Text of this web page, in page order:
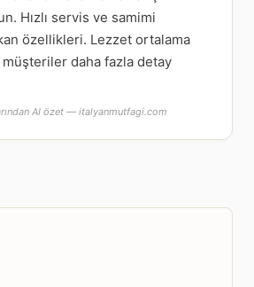
Hızlı servis ve samimi
özellikleri. Lezzet ortalama
müşteriler daha fazla detay
AI özet — italyanmutfagi.com